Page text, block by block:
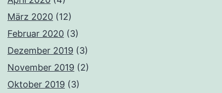
März 2020 (12)
Februar 2020 (3)
Dezember 2019 (3)
November 2019 (2)
Oktober 2019 (3)